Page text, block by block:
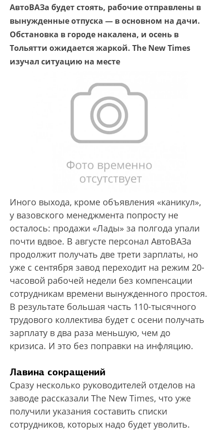
АвтоВАЗа будет стоять, рабочие отправлены в
вынужденные отпуска — в основном на дачи.
Обстановка в городе накалена, и осень в
Тольятти ожидается жаркой. The New Times
изучал ситуацию на месте
Иного выхода, кроме объявления «каникул»,
у вазовского менеджмента попросту не
осталось: продажи «Лады» за полгода упали
почти вдвое. В августе персонал АвтоВАЗа
продолжит получать две трети зарплаты, но
уже с сентября завод переходит на режим 20-
часовой рабочей недели без компенсации
сотрудникам времени вынужденного простоя.
В результате большая часть 110-тысячного
трудового коллектива будет с осени получать
зарплату в два раза меньшую, чем до
кризиса. И это без поправки на инфляцию.
Лавина сокращений
Сразу несколько руководителей отделов на
заводе рассказали The New Times, что уже
получили указания составить списки
сотрудников, которых надо будет уволить.